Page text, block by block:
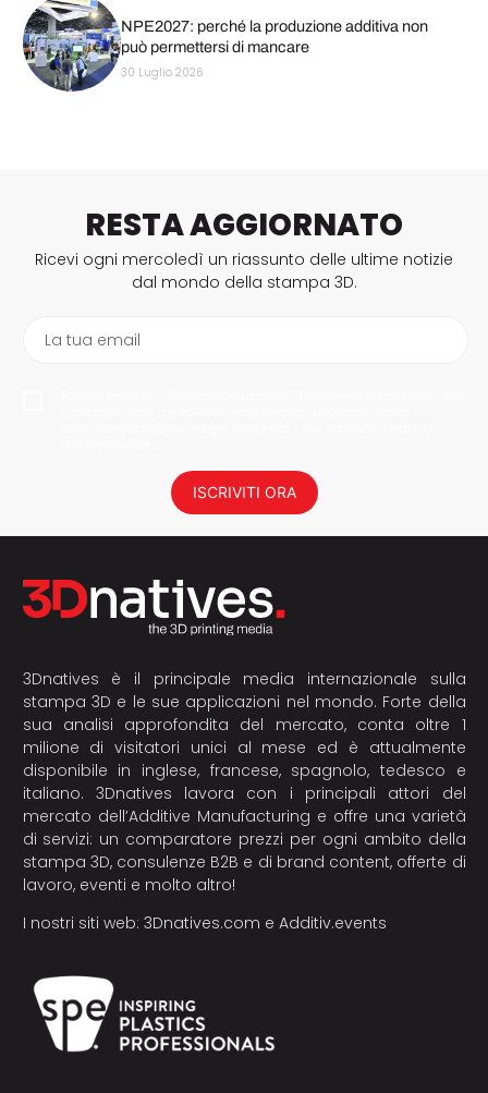
NPE2027: perché la produzione additiva non
può permettersi di mancare
30 Luglio 2026
RESTA AGGIORNATO
Ricevi ogni mercoledì un riassunto delle ultime notizie
dal mondo della stampa 3D.
La tua email
ISCRIVITI ORA
3Dnatives è il principale media internazionale sulla
stampa 3D e le sue applicazioni nel mondo. Forte della
sua analisi approfondita del mercato, conta oltre 1
milione di visitatori unici al mese ed è attualmente
disponibile in inglese, francese, spagnolo, tedesco e
italiano. 3Dnatives lavora con i principali attori del
mercato dell’Additive Manufacturing e offre una varietà
di servizi: un comparatore prezzi per ogni ambito della
stampa 3D, consulenze B2B e di brand content, offerte di
lavoro, eventi e molto altro!
I nostri siti web: 3Dnatives.com e Additiv.events